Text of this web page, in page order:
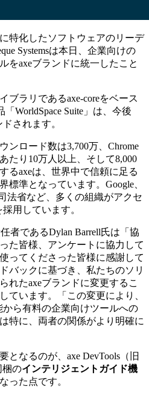
特化したソフトウェアのリーデ
Systemsは本日、企業向けの
をaxeブランドに統一したこと
ブラリであるaxe-coreをベース
WorldSpace Suite」は、今後
されます。
ンロード数は3,700万、Chrome
たり10万人以上、そして8,000
るaxeは、世界中で信頼に足る
標準となっています。Google、
法省など、多くの組織がアクセ
用しています。
者であるDylan Barrell氏は「協
た皆様、アンケートに協力して
ってくださった皆様に感謝して
バックに基づき、私たちのソリ
れたaxeブランドに変更するこ
ています。「この変更により、
ら有料の企業向けツールへの
特に、両者の関係がより明確に
となるのが、axe DevTools（旧
梱のインテリジェントガイド機
った点です。